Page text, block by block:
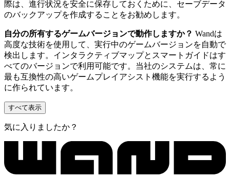
際は、進行状況を安全に保存しておくために、セーブデータ
のバックアップを作成することをお勧めします。
自分の所有するゲームバージョンで動作しますか？ Wandは
高度な技術を使用して、実行中のゲームバージョンを自動で
検出します。インタラクティブマップとスマートガイドはす
べてのバージョンで利用可能です。当社のシステムは、常に
最も互換性の高いゲームプレイアシスト機能を実行するよう
に作られています。
すべて表示
気に入りましたか？